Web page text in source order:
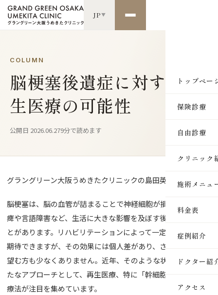
JP▼
トップペー
保険診療
自由診療
クリニック
施術メニュ
SKIN
料金表
症例紹介
ドクター紹
アクセス
COLUMN
脳梗塞後遺症に対する再
生医療の可能性
公開日 2026.06.279分で読めます
グラングリーン大阪うめきたクリニックの島田英徳です。
脳梗塞は、脳の血管が詰まることで神経細胞が損傷し、運動麻
痺や言語障害など、生活に大きな影響を及ぼす後遺症が残るこ
とがあります。リハビリテーションによって一定の機能回復は
期待できますが、その効果には個人差があり、さらなる改善を
望む方も少なくありません。近年、そのような状況に対する新
たなアプローチとして、再生医療、特に「幹細胞」を用いた治
療法が注目を集めています。